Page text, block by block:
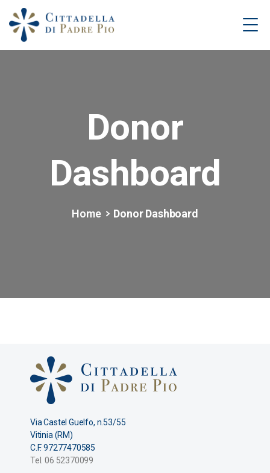
Donor
Dashboard
Home Donor Dashboard
Via Castel Guelfo, n.53/55
Vitinia (RM)
C.F. 97277470585
Tel. 06 52370099